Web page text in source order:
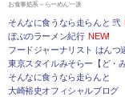
お食事処系～らーめん一派
そんなに食うなら走らんと 弐
ぼぶのラーメン紀行 NEW!
フードジャーナリスト はんつ
東京スタイルみそらー【ど・み
そんなに食うなら走らんと
大崎裕史オフィシャルブログ